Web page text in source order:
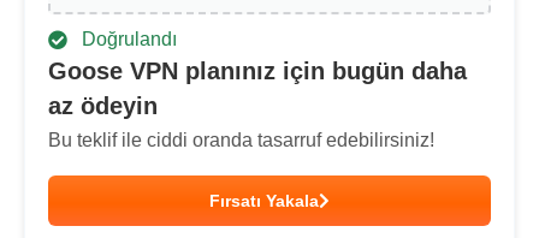
Doğrulandı
Goose VPN planınız için bugün daha
az ödeyin
Bu teklif ile ciddi oranda tasarruf edebilirsiniz!
Fırsatı Yakala